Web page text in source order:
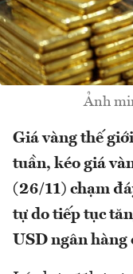
Ảnh
Giá vàng thế
tuần, kéo giá
(26/11) chạm
tự do tiếp tục
USD ngân hàng